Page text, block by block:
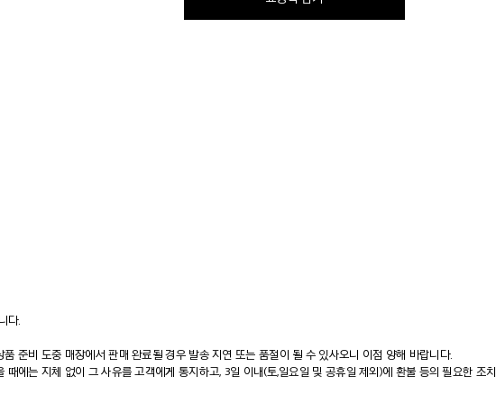
다.
준비 도중 매장에서 판매 완료될 경우 발송 지연 또는 품절이 될 수 있사오니 이점 양해 바랍니다.
에는 지체 없이 그 사유를 고객에게 통지하고, 3일 이내(토,일요일 및 공휴일 제외)에 환불 등의 필요한 조